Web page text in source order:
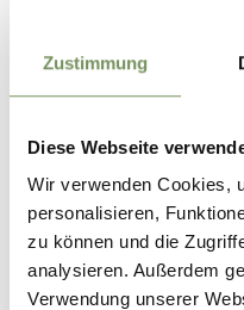
Zustimmung
Diese Webseite
Wir verwenden Cookies,
personalisieren,
zu können und die
analysieren. Außerdem
Verwendung unserer